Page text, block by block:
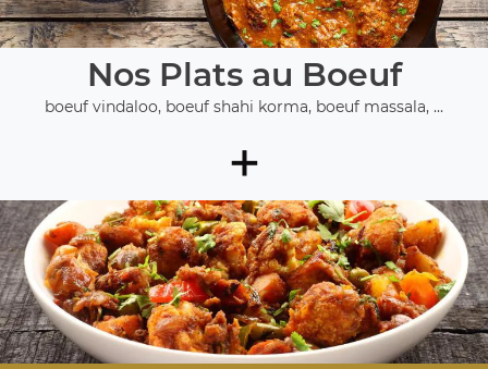
Nos Plats au Boeuf
boeuf vindaloo, boeuf shahi korma, boeuf massala, ...
+